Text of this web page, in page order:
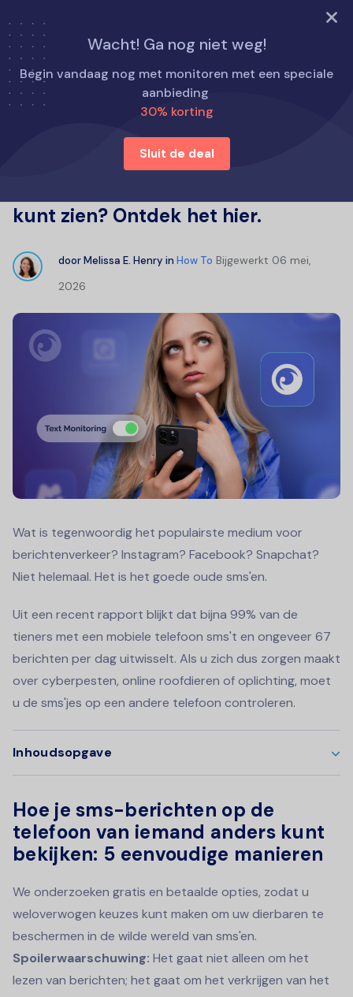
PROBEER NU
Wacht! Ga nog niet weg!
Begin vandaag nog met monitoren met een speciale
aanbieding
30% korting
Sluit de deal
Home
Hoe te
Is er een app waarmee je berichten op de telefoon van
iemand anders kunt zien? Ontdek het hier.
Is er een app waarmee je berichten
kunt zien? Ontdek het hier.
doorMelissa E. Henry in How To Bijgewerkt 06 mei,
2026
Wat is tegenwoordig het populairste medium voor
berichtenverkeer? Instagram? Facebook? Snapchat?
Niet helemaal. Het is het goede oude sms'en.
Uit een recent rapport blijkt dat bijna 99% van de
tieners met een mobiele telefoon sms't en ongeveer 67
berichten per dag uitwisselt. Als u zich dus zorgen maakt
over cyberpesten, online roofdieren of oplichting, moet
u de sms'jes op een andere telefoon controleren.
Inhoudsopgave
Hoe je sms-berichten op de
telefoon van iemand anders kunt
bekijken: 5 eenvoudige manieren
We onderzoeken gratis en betaalde opties, zodat u
weloverwogen keuzes kunt maken om uw dierbaren te
beschermen in de wilde wereld van sms'en.
Spoilerwaarschuwing: Het gaat niet alleen om het
lezen van berichten; het gaat om het verkrijgen van het